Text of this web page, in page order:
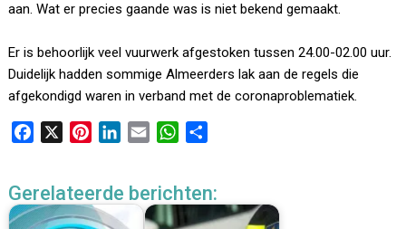
aan. Wat er precies gaande was is niet bekend gemaakt.
Er is behoorlijk veel vuurwerk afgestoken tussen 24.00-02.00 uur.
Duidelijk hadden sommige Almeerders lak aan de regels die
afgekondigd waren in verband met de coronaproblematiek.
e
b
t
e
k
e
i
l
W
t
s
e
n
Gerelateerde berichten: